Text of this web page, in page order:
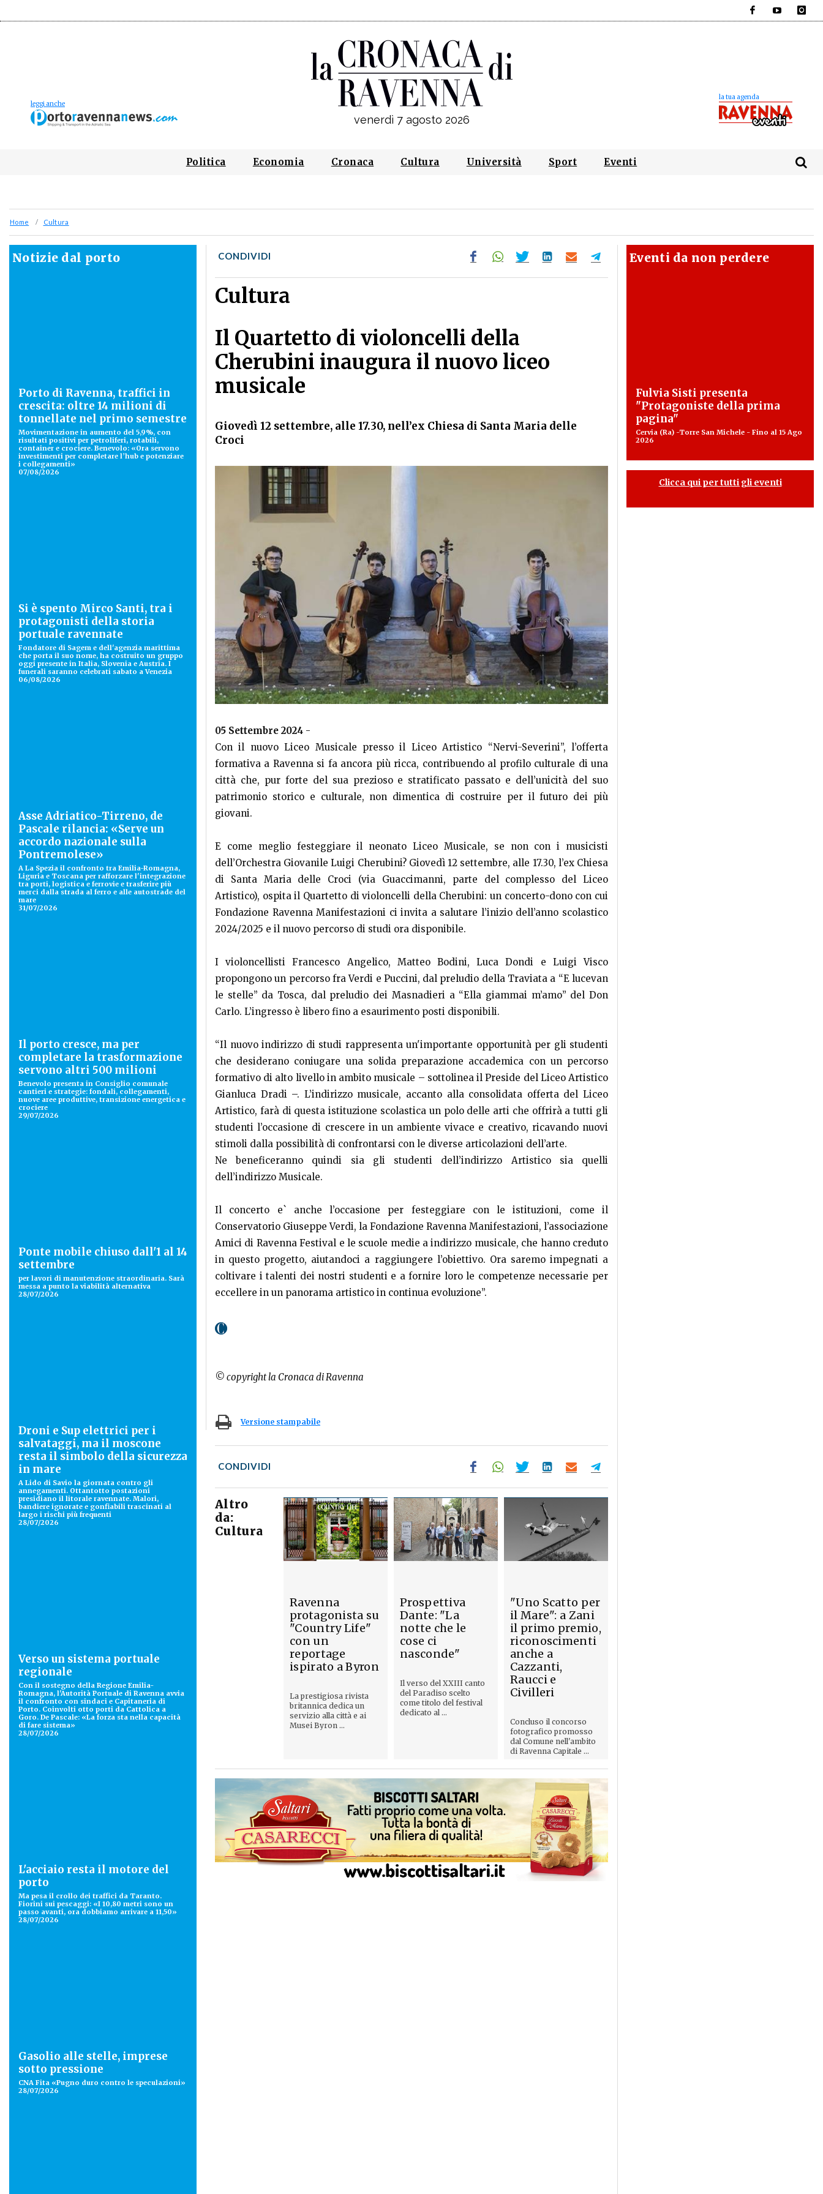
venerdì 7 agosto 2026
Politica Economia Cronaca Cultura Università Sport Eventi
Home Cultura
Notizie dal porto
Porto di Ravenna, traffici in
crescita: oltre 14 milioni di
tonnellate nel primo semestre
Movimentazione in aumento del 5,9%, con
risultati positivi per petroliferi, rotabili,
container e crociere. Benevolo: «Ora servono
investimenti per completare l’hub e potenziare
i collegamenti»
07/08/2026
Si è spento Mirco Santi, tra i
protagonisti della storia
portuale ravennate
Fondatore di Sagem e dell'agenzia marittima
che porta il suo nome, ha costruito un gruppo
oggi presente in Italia, Slovenia e Austria. I
funerali saranno celebrati sabato a Venezia
06/08/2026
Asse Adriatico-Tirreno, de
Pascale rilancia: «Serve un
accordo nazionale sulla
Pontremolese»
A La Spezia il confronto tra Emilia-Romagna,
Liguria e Toscana per rafforzare l'integrazione
tra porti, logistica e ferrovie e trasferire più
merci dalla strada al ferro e alle autostrade del
mare
31/07/2026
Il porto cresce, ma per
completare la trasformazione
servono altri 500 milioni
Benevolo presenta in Consiglio comunale
cantieri e strategie: fondali, collegamenti,
nuove aree produttive, transizione energetica e
crociere
29/07/2026
Ponte mobile chiuso dall'1 al 14
settembre
per lavori di manutenzione straordinaria. Sarà
messa a punto la viabilità alternativa
28/07/2026
Droni e Sup elettrici per i
salvataggi, ma il moscone
resta il simbolo della sicurezza
in mare
A Lido di Savio la giornata contro gli
annegamenti. Ottantotto postazioni
presidiano il litorale ravennate. Malori,
bandiere ignorate e gonfiabili trascinati al
largo i rischi più frequenti
28/07/2026
Verso un sistema portuale
regionale
Con il sostegno della Regione Emilia-
Romagna, l'Autorità Portuale di Ravenna avvia
il confronto con sindaci e Capitaneria di
Porto. Coinvolti otto porti da Cattolica a
Goro. De Pascale: «La forza sta nella capacità
di fare sistema»
28/07/2026
L'acciaio resta il motore del
porto
Ma pesa il crollo dei traffici da Taranto.
Fiorini sui pescaggi: «I 10,80 metri sono un
passo avanti, ora dobbiamo arrivare a 11,50»
28/07/2026
Gasolio alle stelle, imprese
sotto pressione
CNA Fita «Pugno duro contro le speculazioni»
28/07/2026
CONDIVIDI
Cultura
Il Quartetto di violoncelli della
Cherubini inaugura il nuovo liceo
musicale
Giovedì 12 settembre, alle 17.30, nell’ex Chiesa di Santa Maria delle
Croci
05 Settembre 2024 -
Con il nuovo Liceo Musicale presso il Liceo Artistico “Nervi-Severini”, l’offerta
formativa a Ravenna si fa ancora più ricca, contribuendo al profilo culturale di una
città che, pur forte del sua prezioso e stratificato passato e dell’unicità del suo
patrimonio storico e culturale, non dimentica di costruire per il futuro dei più
giovani.
E come meglio festeggiare il neonato Liceo Musicale, se non con i musicisti
dell’Orchestra Giovanile Luigi Cherubini? Giovedì 12 settembre, alle 17.30, l’ex Chiesa
di Santa Maria delle Croci (via Guaccimanni, parte del complesso del Liceo
Artistico), ospita il Quartetto di violoncelli della Cherubini: un concerto-dono con cui
Fondazione Ravenna Manifestazioni ci invita a salutare l’inizio dell’anno scolastico
2024/2025 e il nuovo percorso di studi ora disponibile.
I violoncellisti Francesco Angelico, Matteo Bodini, Luca Dondi e Luigi Visco
propongono un percorso fra Verdi e Puccini, dal preludio della Traviata a “E lucevan
le stelle” da Tosca, dal preludio dei Masnadieri a “Ella giammai m’amo” del Don
Carlo. L’ingresso è libero fino a esaurimento posti disponibili.
“Il nuovo indirizzo di studi rappresenta un'importante opportunità per gli studenti
che desiderano coniugare una solida preparazione accademica con un percorso
formativo di alto livello in ambito musicale – sottolinea il Preside del Liceo Artistico
Gianluca Dradi –. L’indirizzo musicale, accanto alla consolidata offerta del Liceo
Artistico, farà di questa istituzione scolastica un polo delle arti che offrirà a tutti gli
studenti l’occasione di crescere in un ambiente vivace e creativo, ricavando nuovi
stimoli dalla possibilità di confrontarsi con le diverse articolazioni dell’arte.
Ne beneficeranno quindi sia gli studenti dell’indirizzo Artistico sia quelli
dell’indirizzo Musicale.
Il concerto e` anche l’occasione per festeggiare con le istituzioni, come il
Conservatorio Giuseppe Verdi, la Fondazione Ravenna Manifestazioni, l’associazione
Amici di Ravenna Festival e le scuole medie a indirizzo musicale, che hanno creduto
in questo progetto, aiutandoci a raggiungere l’obiettivo. Ora saremo impegnati a
coltivare i talenti dei nostri studenti e a fornire loro le competenze necessarie per
eccellere in un panorama artistico in continua evoluzione”.
© copyright la Cronaca di Ravenna
Versione stampabile
CONDIVIDI
Altro
da:
Cultura
Ravenna
protagonista su
"Country Life"
con un
reportage
ispirato a Byron
La prestigiosa rivista
britannica dedica un
servizio alla città e ai
Musei Byron ...
Prospettiva
Dante: "La
notte che le
cose ci
nasconde"
Il verso del XXIII canto
del Paradiso scelto
come titolo del festival
dedicato al ...
"Uno Scatto per
il Mare": a Zani
il primo premio,
riconoscimenti
anche a
Cazzanti,
Raucci e
Civilleri
Concluso il concorso
fotografico promosso
dal Comune nell'ambito
di Ravenna Capitale ...
Eventi da non perdere
Fulvia Sisti presenta
"Protagoniste della prima
pagina"
Cervia (Ra) -Torre San Michele - Fino al 15 Ago
2026
Clicca qui per tutti gli eventi